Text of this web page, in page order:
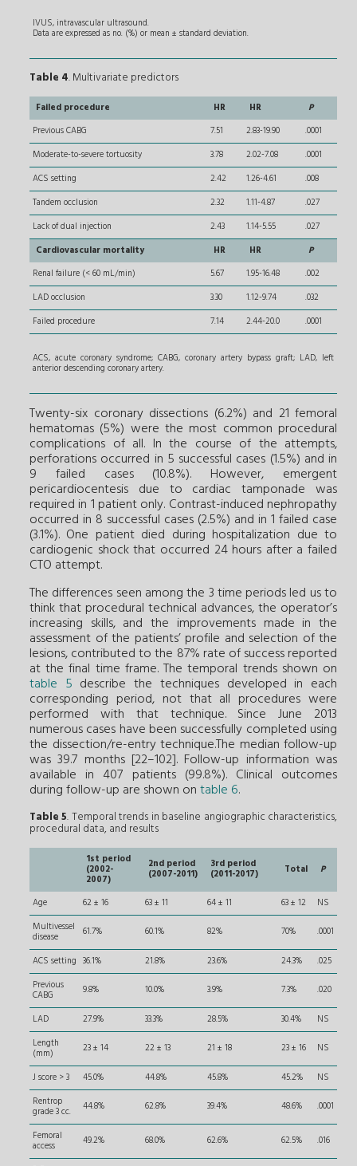
IVUS, intravascular ultrasound.
Data are expressed as no. (%) or mean ± standard deviation.
Table 4. Multivariate predictors
Failed procedure HR HR
P
Previous CABG
7.51 2.83-19.90
.0001
Moderate-to-severe tortuosity
3.78 2.02-7.08
.0001
ACS setting
2.42 1.26-4.61
.008
Tandem occlusion
2.32 1.11-4.87
.027
Lack of dual injection
2.43 1.14-5.55
.027
Cardiovascular mortality
HR HR
P
Renal failure (< 60 mL/min)
5.67 1.95-16.48
.002
LAD occlusion
3.30 1.12-9.74
.032
Failed procedure
7.14 2.44-20.0 .0001
ACS, acute coronary syndrome; CABG, coronary artery bypass graft; LAD, left
anterior descending coronary artery.
Twenty-six coronary dissections (6.2%) and 21 femoral
hematomas (5%) were the most common procedural
complications of all. In the course of the attempts,
perforations occurred in 5 successful cases (1.5%) and in
9 failed cases (10.8%). However, emergent
pericardiocentesis due to cardiac tamponade was
required in 1 patient only. Contrast-induced nephropathy
occurred in 8 successful cases (2.5%) and in 1 failed case
(3.1%). One patient died during hospitalization due to
cardiogenic shock that occurred 24 hours after a failed
CTO attempt.
The differences seen among the 3 time periods led us to
think that procedural technical advances, the operator’s
increasing skills, and the improvements made in the
assessment of the patients’ profile and selection of the
lesions, contributed to the 87% rate of success reported
at the final time frame. The temporal trends shown on
table 5 describe the techniques developed in each
corresponding period, not that all procedures were
performed with that technique. Since June 2013
numerous cases have been successfully completed using
the dissection/re-entry technique.The median follow-up
was 39.7 months [22–102]. Follow-up information was
available in 407 patients (99.8%). Clinical outcomes
during follow-up are shown ontable 6.
Table 5. Temporal trends in baseline angiographic characteristics,
procedural data, and results
1st period
(2002-
2007)
2nd period
(2007-2011)
3rd period
(2011-2017) Total P
Age 62 ± 16 63 ± 11 64 ± 11 63 ± 12
NS
Multivessel
disease 61.7% 60.1% 82% 70% .0001
ACS setting 36.1% 21.8% 23.6% 24.3%
.025
Previous
CABG 9.8% 10.0% 3.9% 7.3% .020
LAD 27.9% 33.3% 28.5% 30.4%
NS
Length
(mm) 23 ± 14 22 ± 13 21 ± 18 23 ± 16 NS
J score > 3 45.0% 44.8% 45.8% 45.2%
NS
Rentrop
grade 3 cc. 44.8% 62.8% 39.4% 48.6% .0001
Femoral
access 49.2% 68.0% 62.6% 62.5% .016